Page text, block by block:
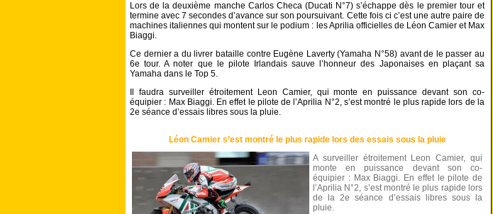
Lors de la deuxième manche Carlos Checa (Ducati N°7) s’échappe dès le premier tour et
termine avec 7 secondes d’avance sur son poursuivant. Cette fois ci c’est une autre paire de
machines italiennes qui montent sur le podium : les Aprilia officielles de Léon Camier et Max
Biaggi.
Ce dernier a du livrer bataille contre Eugène Laverty (Yamaha N°58) avant de le passer au
6e tour. A noter que le pilote Irlandais sauve l’honneur des Japonaises en plaçant sa
Yamaha dans le Top 5.
Il faudra surveiller étroitement Leon Camier, qui monte en puissance devant son co-
équipier : Max Biaggi. En effet le pilote de l’Aprilia N°2, s’est montré le plus rapide lors de la
2e séance d’essais libres sous la pluie.
Léon Camier s’est montré le plus rapide lors des essais sous la pluie
A surveiller étroitement Leon Camier, qui
monte en puissance devant son co-
équipier : Max Biaggi. En effet le pilote de
l’Aprilia N°2, s’est montré le plus rapide lors
de la 2e séance d’essais libres sous la
pluie.